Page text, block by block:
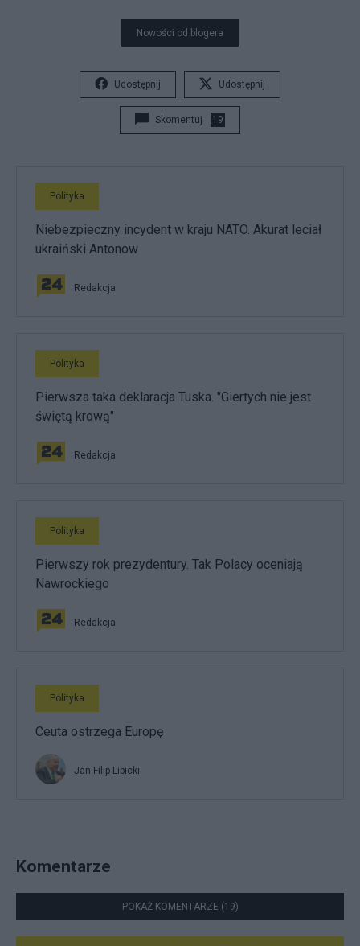
Nowości od blogera
Udostępnij Udostępnij
Skomentuj 19
Polityka
Niebezpieczny incydent w kraju NATO. Akurat leciał
ukraiński Antonow
Redakcja
Polityka
Pierwsza taka deklaracja Tuska. "Giertych nie jest
świętą krową"
Redakcja
Polityka
Pierwszy rok prezydentury. Tak Polacy oceniają
Nawrockiego
Redakcja
Polityka
Ceuta ostrzega Europę
Jan Filip Libicki
Komentarze
POKAŻ KOMENTARZE (19)